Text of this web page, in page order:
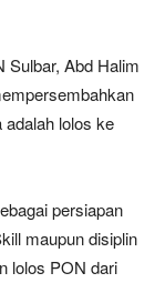
Sulbar, Abd Halim
adalah lolos ke
persiapan
maupun disiplin
lolos PON dari